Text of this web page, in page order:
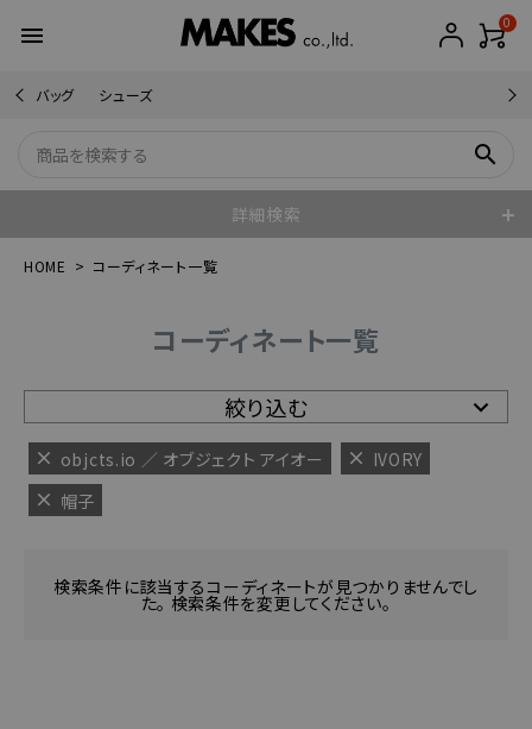
menu 0
バッグ シューズ
search
詳細検索
HOME コーディネート一覧
コーディネート一覧
絞り込む
objcts.io ／ オブジェクト アイオー
IVORY
帽子
検索条件に該当するコーディネートが見つかりませんでし
た。 検索条件を変更してください。